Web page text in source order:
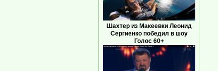
Шахтер из Макеевки Леонид
Сергиенко победил в шоу
Голос 60+